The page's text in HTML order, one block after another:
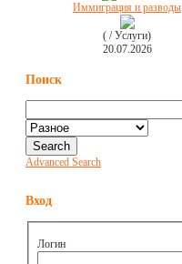
Иммиграция и разводы
( / Услуги)
20.07.2026
Поиск
Advanced Search
Вход
Логин